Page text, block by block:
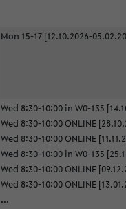
Mon 15-17 [12.10.2026-
Wed 8:30-10:00 in W0-135
Wed 8:30-10:00 ONLINE
Wed 8:30-10:00 ONLINE
Wed 8:30-10:00 in W0-135
Wed 8:30-10:00 ONLINE
Wed 8:30-10:00 ONLINE
...